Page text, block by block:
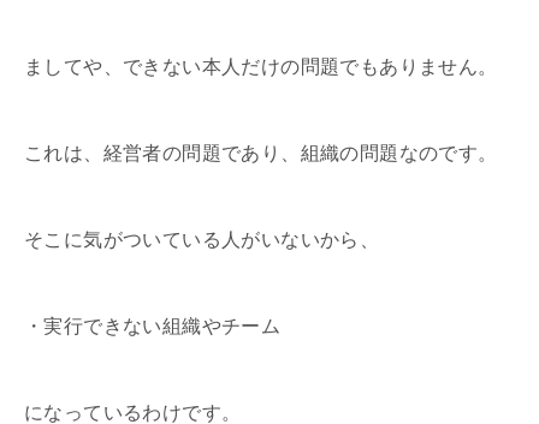
ましてや、できない本人だけの問題でもありません。
これは、経営者の問題であり、組織の問題なのです。
そこに気がついている人がいないから、
・実行できない組織やチーム
になっているわけです。